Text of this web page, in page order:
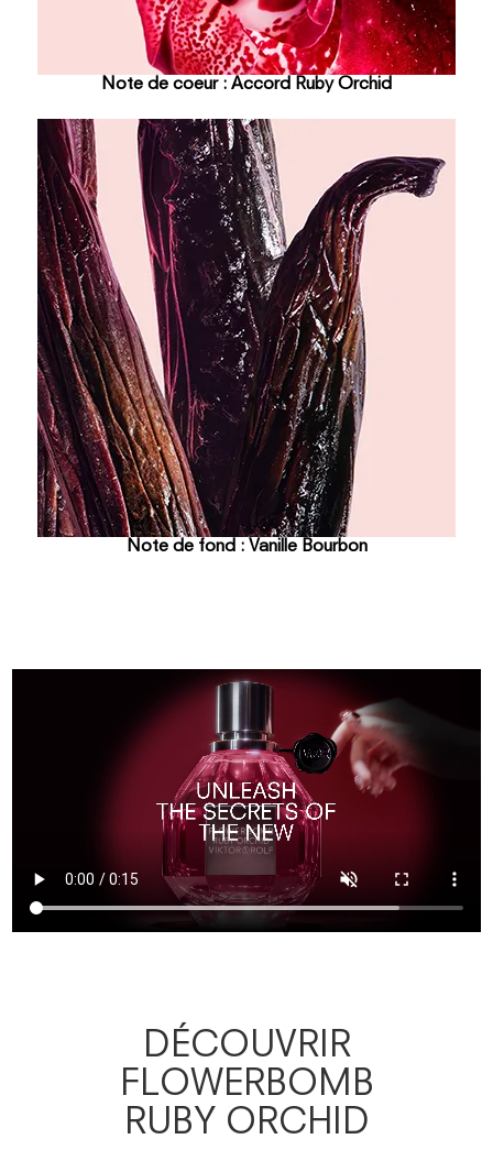
Note de coeur : Accord Ruby Orchid
Note de fond : Vanille Bourbon
DÉCOUVRIR
FLOWERBOMB
RUBY ORCHID